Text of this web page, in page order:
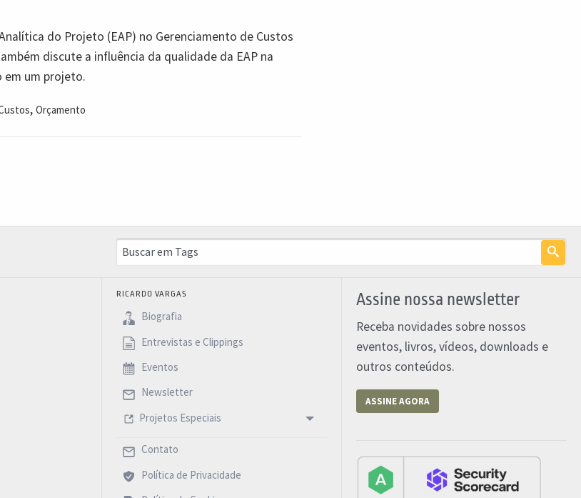
do Projeto (EAP) no Gerenciamento de Custos
discute a influência da qualidade da EAP na
em um projeto.
, Orçamento
RICARDO VARGAS
Biografia
Entrevistas e Clippings
Eventos
Newsletter
Projetos Especiais
Contato
Política de Privacidade
Assine nossa newsletter
Receba novidades sobre nossos
eventos, livros, vídeos, downloads e
outros conteúdos.
ASSINE AGORA